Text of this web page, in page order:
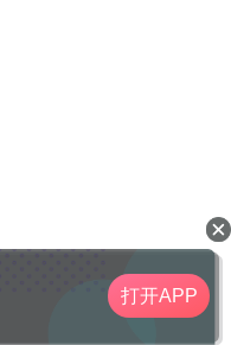
打开APP